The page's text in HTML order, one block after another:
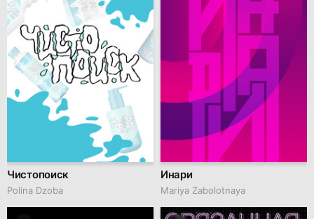
Чистопоиск
Polina Dzoba
Инари
Mariya Zabolotnaya